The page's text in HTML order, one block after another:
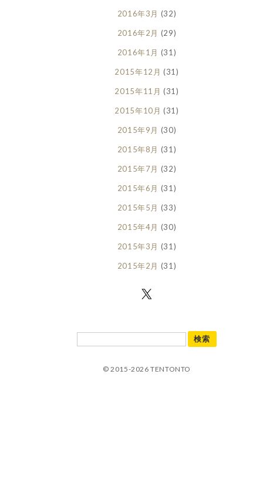
2016年3月 (32)
2016年2月 (29)
2016年1月 (31)
2015年12月 (31)
2015年11月 (31)
2015年10月 (31)
2015年9月 (30)
2015年8月 (31)
2015年7月 (32)
2015年6月 (31)
2015年5月 (33)
2015年4月 (30)
2015年3月 (31)
2015年2月 (31)
© 2015-2026 TENTONTO